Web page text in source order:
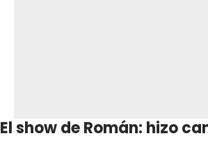
El show de Román: hizo